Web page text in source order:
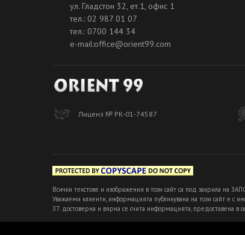
ул. Гладстон 32, ет.1, офис 1
тел.: 02 987 01 07
тел.: 0700 144 34
e-mail:office@orient99.com
Лиценз № РК-01-74587
Всички текстове и изображения в този сайт са под закрила на
Уважаеми клиенти, информацията публикувана на този сайт е с
ЗТ достоверна и вярна се счита информацията, предоставена